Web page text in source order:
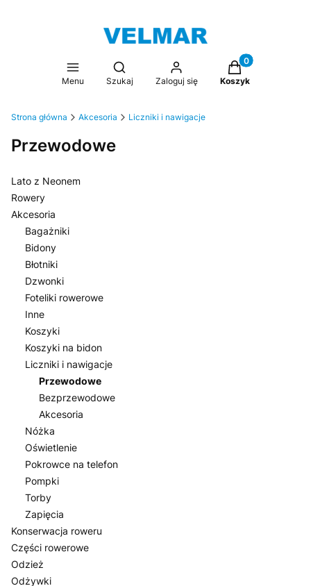
Menu
Otwórz wyszukiwarkę
Szukaj Zaloguj się
Produkty w
Koszyk
Strona główna Akcesoria Liczniki i nawigacje
Przewodowe
Lato z Neonem
Rowery
Akcesoria
Bagażniki
Bidony
Błotniki
Dzwonki
Foteliki rowerowe
Inne
Koszyki
Koszyki na bidon
Liczniki i nawigacje
Przewodowe
Bezprzewodowe
Akcesoria
Nóżka
Oświetlenie
Pokrowce na telefon
Pompki
Torby
Zapięcia
Konserwacja roweru
Części rowerowe
Odzież
Odżywki